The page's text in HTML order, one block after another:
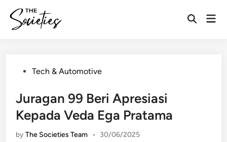
content
Open
PostedTech & Automotive
Juragan 99 Beri Apresiasi
Kepada Veda Ega Pratama
byThe Societies Team • 30/06/2025